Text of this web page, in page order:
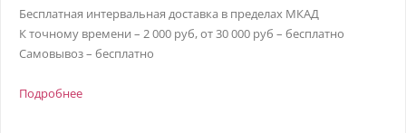
Бесплатная интервальная доставка в пределах МКАД
К точному времени – 2 000 руб, от 30 000 руб – бесплатно
Самовывоз – бесплатно
Подробнее